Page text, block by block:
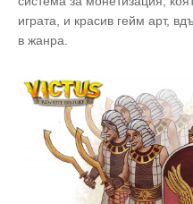
играта, и красив гейм арт,
в жанра.